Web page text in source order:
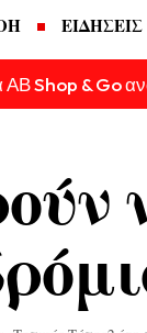
ΕΙΔΗΣΕΙΣ
ΑΒ Shop & Go